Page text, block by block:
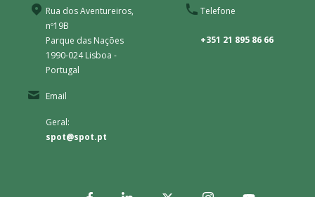
Rua dos Aventureiros,
nº19B
Parque das Nações
1990-024 Lisboa -
Portugal
Telefone
+351 21 895 86 66
Email
Geral:
spot@spot.pt